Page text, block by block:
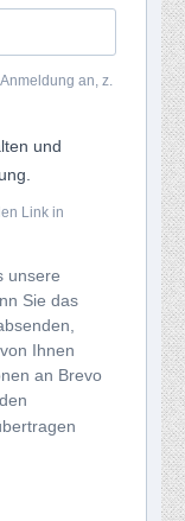
an, z.
und
Link in
unsere
Sie das
Ihnen
an Brevo